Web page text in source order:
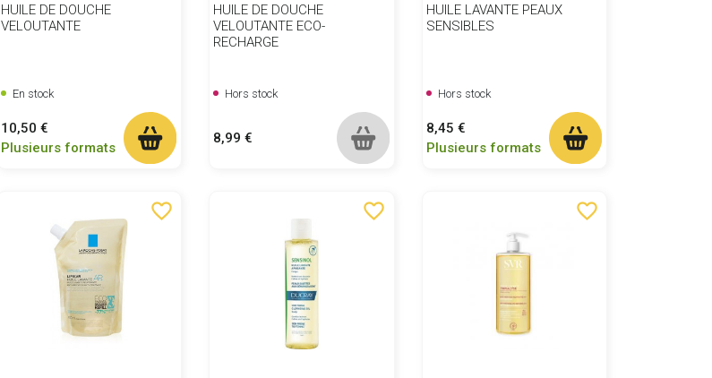
HUILE DE DOUCHE
VELOUTANTE
En stock
Prix
10,50 €
Plusieurs formats
HUILE DE DOUCHE
VELOUTANTE ECO-
RECHARGE
Hors stock
Prix
8,99 €
HUILE LAVANTE PEAUX
SENSIBLES
Hors stock
Prix
8,45 €
Plusieurs formats
favorite_border favorite_border favorite_border